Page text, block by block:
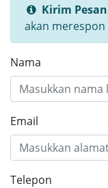
Kirim Pesan
akan merespon
Nama
Email
Telepon